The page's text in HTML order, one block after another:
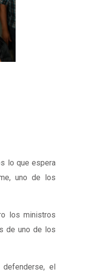
lo que espera
uno de los
los ministros
de uno de los
el